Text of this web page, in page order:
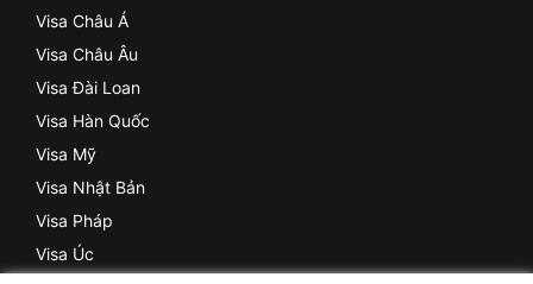
Visa Châu Á
Visa Châu Âu
Visa Đài Loan
Visa Hàn Quốc
Visa Mỹ
Visa Nhật Bản
Visa Pháp
Visa Úc